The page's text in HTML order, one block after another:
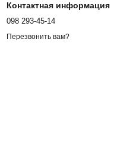
Контактная информация
098 293-45-14
Перезвонить вам?